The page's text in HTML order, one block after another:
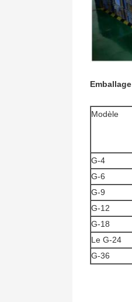
Emballage
Modèle
G-4
G-6
G-9
G-12
G-18
Le G-24
G-36